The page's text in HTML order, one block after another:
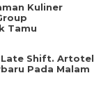
Kuliner
Tamu
Late Shift. Artotel
Pada Malam